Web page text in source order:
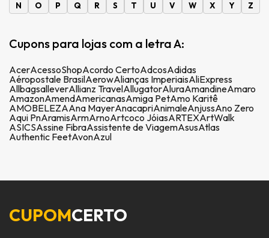
N
O P Q R S T U V W X Y Z
Cupons para lojas com a letra A:
AcerAcessoShopAcordo CertoAdcosAdidas
Aéropostale BrasilAerowAlianças ImperiaisAliExpress
AllbagsalleverAllianz TravelAllugatorAluraAmandineAmaro
AmazonAmendAmericanasAmiga PetAmo Karitê
AMOBELEZAAna MayerAnacapriAnimaleAnjussAno Zero
Aqui PnAramisArmArnoArtcoco JóiasARTEXArtWalk
ASICSAssine FibraAssistente de ViagemAsusAtlas
Authentic FeetAvonAzul
CUPOMCERTO